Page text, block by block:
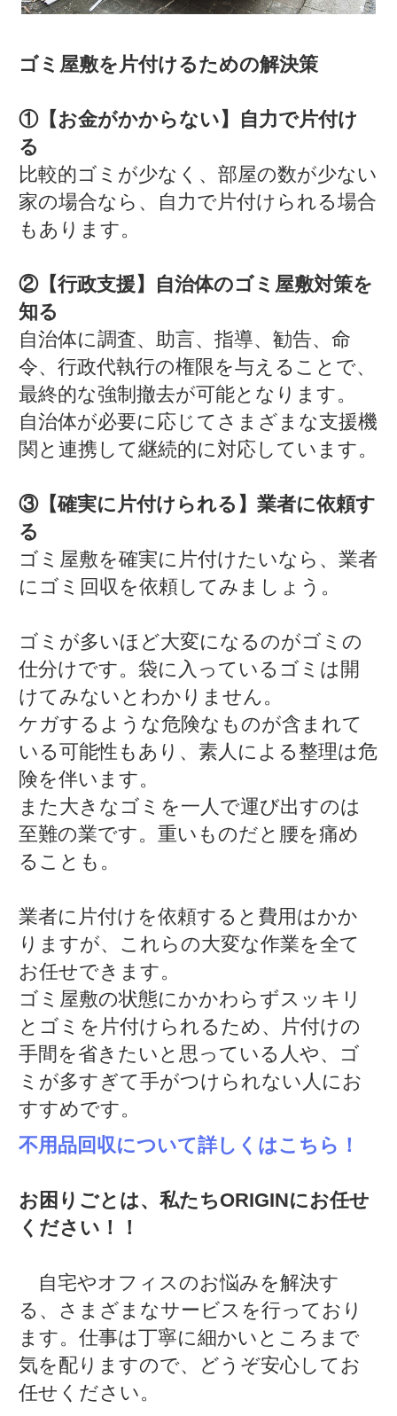
ゴミ屋敷を片付けるための解決策
①【お金がかからない】自力で片付け
る
比較的ゴミが少なく、部屋の数が少ない
家の場合なら、自力で片付けられる場合
もあります。
②【行政支援】自治体のゴミ屋敷対策を
知る
自治体に調査、助言、指導、勧告、命
令、行政代執行の権限を与えることで、
最終的な強制撤去が可能となります。
自治体が必要に応じてさまざまな支援機
関と連携して継続的に対応しています。
③【確実に片付けられる】業者に依頼す
る
ゴミ屋敷を確実に片付けたいなら、業者
にゴミ回収を依頼してみましょう。
ゴミが多いほど大変になるのがゴミの
仕分けです。袋に入っているゴミは開
けてみないとわかりません。
ケガするような危険なものが含まれて
いる可能性もあり、素人による整理は危
険を伴います。
また大きなゴミを一人で運び出すのは
至難の業です。重いものだと腰を痛め
ることも。
業者に片付けを依頼すると費用はかか
りますが、これらの大変な作業を全て
お任せできます。
ゴミ屋敷の状態にかかわらずスッキリ
とゴミを片付けられるため、片付けの
手間を省きたいと思っている人や、ゴ
ミが多すぎて手がつけられない人にお
すすめです。
不用品回収について詳しくはこちら！
お困りごとは、私たちORIGINにお任せ
ください！！
自宅やオフィスのお悩みを解決す
る、さまざまなサービスを行っており
ます。仕事は丁寧に細かいところまで
気を配りますので、どうぞ安心してお
任せください。